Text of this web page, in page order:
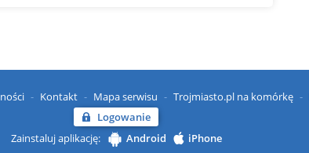
Kontakt Mapa serwisu Trojmiasto.pl na komórkę
Logowanie
Zainstaluj aplikację:
Android iPhone